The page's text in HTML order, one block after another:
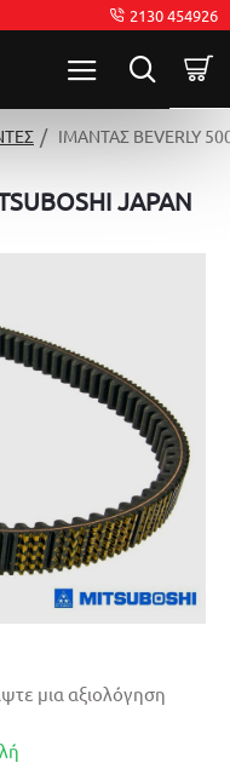
2130 454926
ΙΜΑΝΤΑΣ BEVERLY
JAPAN
μια αξιολόγηση